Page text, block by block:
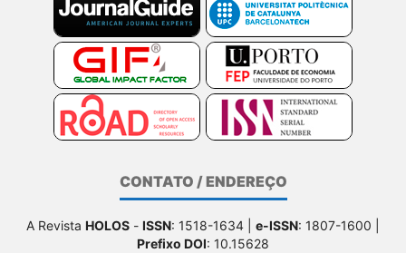
CONTATO / ENDEREÇO
A Revista HOLOS - ISSN: 1518-1634 | e-ISSN: 1807-1600 |
Prefixo DOI: 10.15628